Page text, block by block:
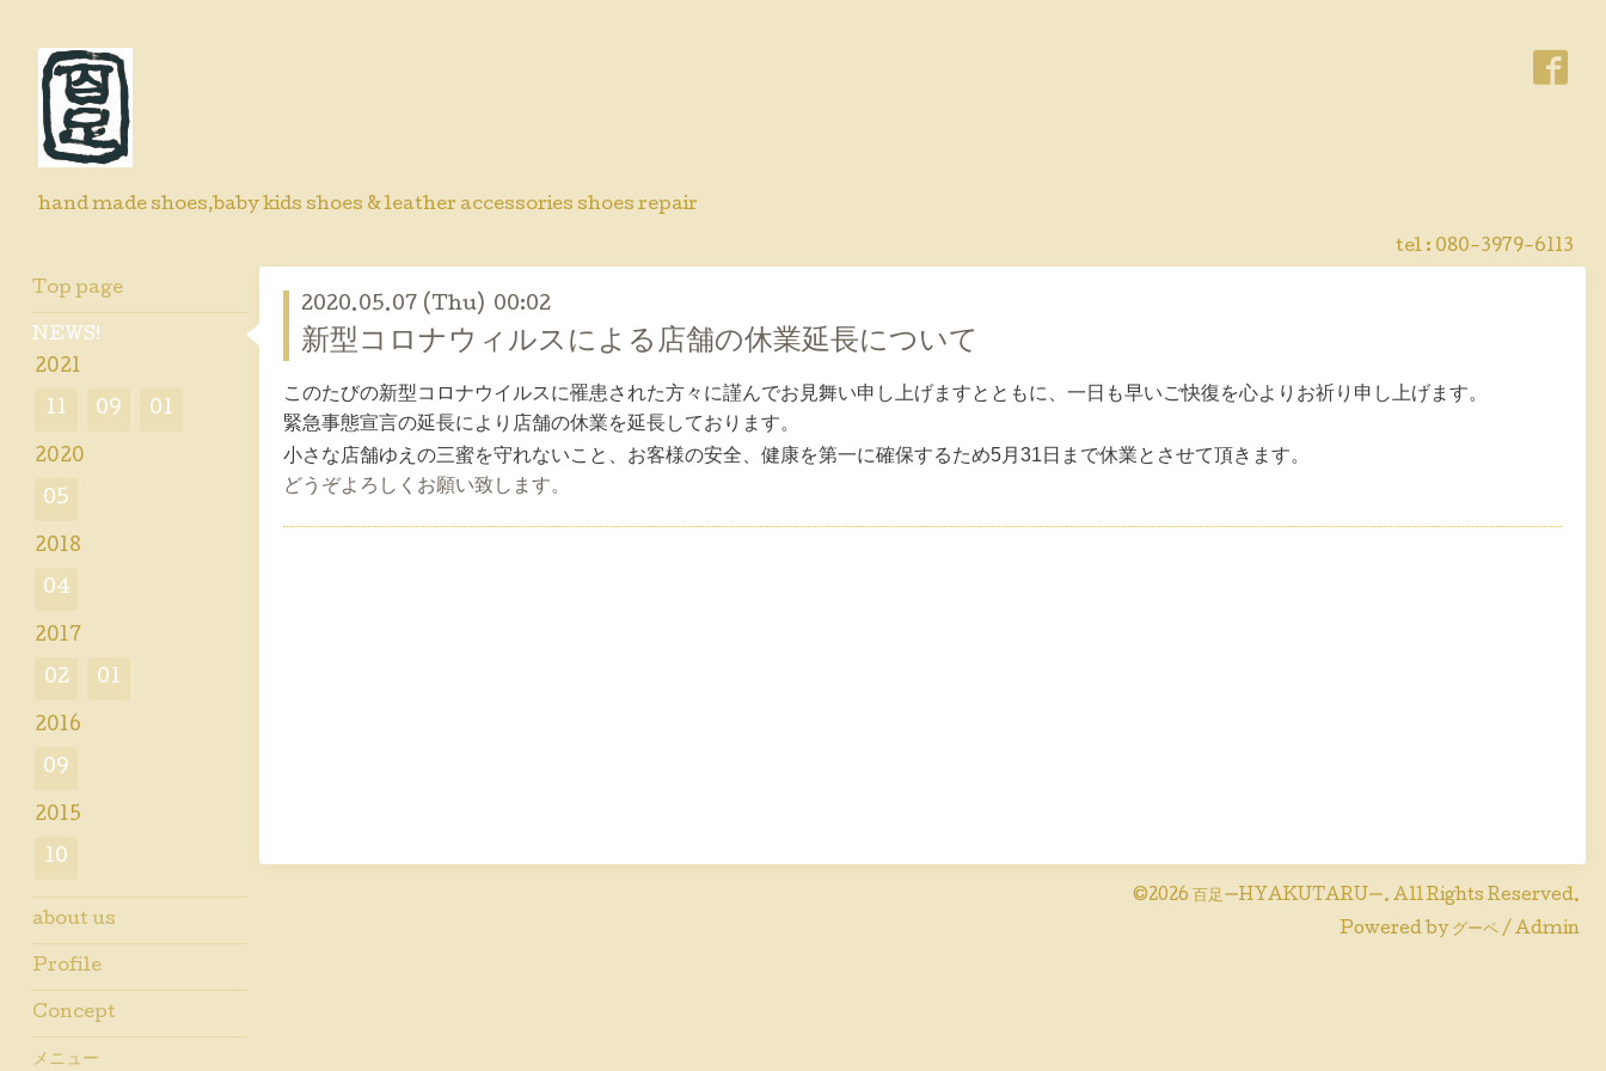
hand made shoes,baby kids shoes & leather accessories shoes repair
tel : 080-3979-6113
2020.05.07 (Thu) 00:02
新型コロナウィルスによる店舗の休業延長について
このたびの新型コロナウイルスに罹患された方々に謹んでお見舞い申し上げますとともに、一日も早いご快復を心よりお祈り申し上げます。
緊急事態宣言の延長により店舗の休業を延長しております。
小さな店舗ゆえの三蜜を守れないこと、お客様の安全、健康を第一に確保するため5月31日まで休業とさせて頂きます。
どうぞよろしくお願い致します。
©2026 百足ーHYAKUTARUー. All Rights Reserved.
Powered by グーペ / Admin
Top page
NEWS!
2021
11 09 01
2020
05
2018
04
2017
02 01
2016
09
2015
10
about us
Profile
Concept
メニュー